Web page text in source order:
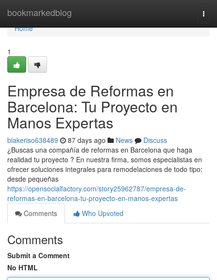
bookmarkedblog
Home
Home
1
Empresa de Reformas en
Barcelona: Tu Proyecto en
Manos Expertas
blakeriso638489 87 days ago News
Discuss
¿Buscas una compañía de reformas en Barcelona que haga
realidad tu proyecto ? En nuestra firma, somos especialistas en
ofrecer soluciones integrales para remodelaciones de todo tipo:
desde pequeñas
https://opensocialfactory.com/story25962787/empresa-de-
reformas-en-barcelona-tu-proyecto-en-manos-expertas
Comments
Who Upvoted
Comments
Submit a Comment
No HTML